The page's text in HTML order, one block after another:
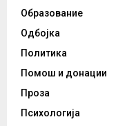
Образование
Одбојка
Политика
Помош и донации
Проза
Психологија